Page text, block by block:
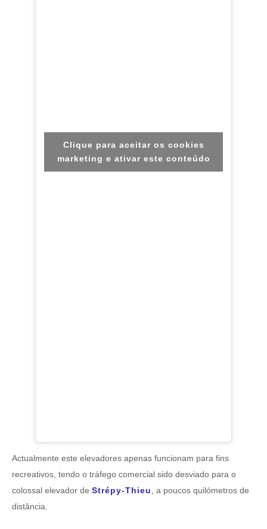
Clique para aceitar os cookies
marketing e ativar este conteúdo
Actualmente este elevadores apenas funcionam para fins
recreativos, tendo o tráfego comercial sido desviado para o
colossal elevador de Strépy-Thieu
, a poucos quilómetros de
distância.